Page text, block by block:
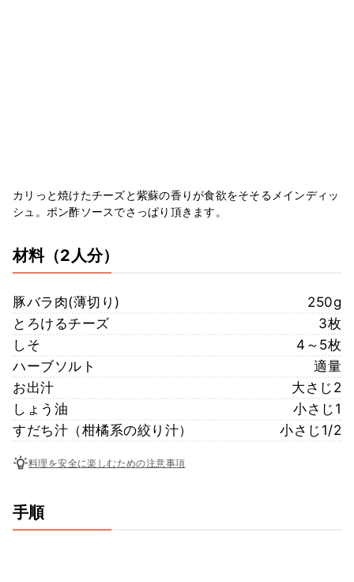
カリっと焼けたチーズと紫蘇の香りが食欲をそそるメインディッ
シュ。ポン酢ソースでさっぱり頂きます。
材料（2人分）
豚バラ肉(薄切り)
250g
とろけるチーズ
3枚
しそ
4～5枚
ハーブソルト
適量
お出汁
大さじ2
しょう油
小さじ1
すだち汁（柑橘系の絞り汁）
小さじ1/2
料理を安全に楽しむための注意事項
手順